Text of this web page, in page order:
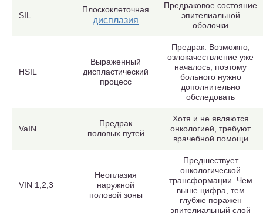
SIL
Плоскоклеточная
дисплазия
Предраковое состояние
эпителиальной
оболочки
HSIL
Выраженный
диспластический
процесс
Предрак. Возможно,
озлокачествление уже
началось, поэтому
больного нужно
дополнительно
обследовать
VaIN
Предрак
половых путей
Хотя и не являются
онкологией, требуют
врачебной помощи
VIN 1,2,3
Неоплазия
наружной
половой зоны
Предшествует
онкологической
трансформации. Чем
выше цифра, тем
глубже поражен
эпителиальный слой